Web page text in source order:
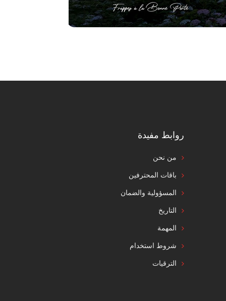
روابط مفيدة
من نحن
باقات المحترفين
المسؤولية والضمان
التاريخ
المهمة
شروط استخدام
الترقيات